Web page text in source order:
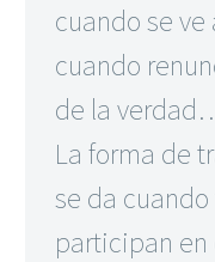
cuando se
cuando
de la
La forma de
se da
participan